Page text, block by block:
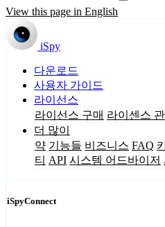
View this page in English
iSpy
다운로드
사용자 가이드
라이선스
라이선스 구매 라이센스 관
더 많이
약 기능들 비즈니스 FAQ
티 API 시스템 어드바이저
iSpyConnect